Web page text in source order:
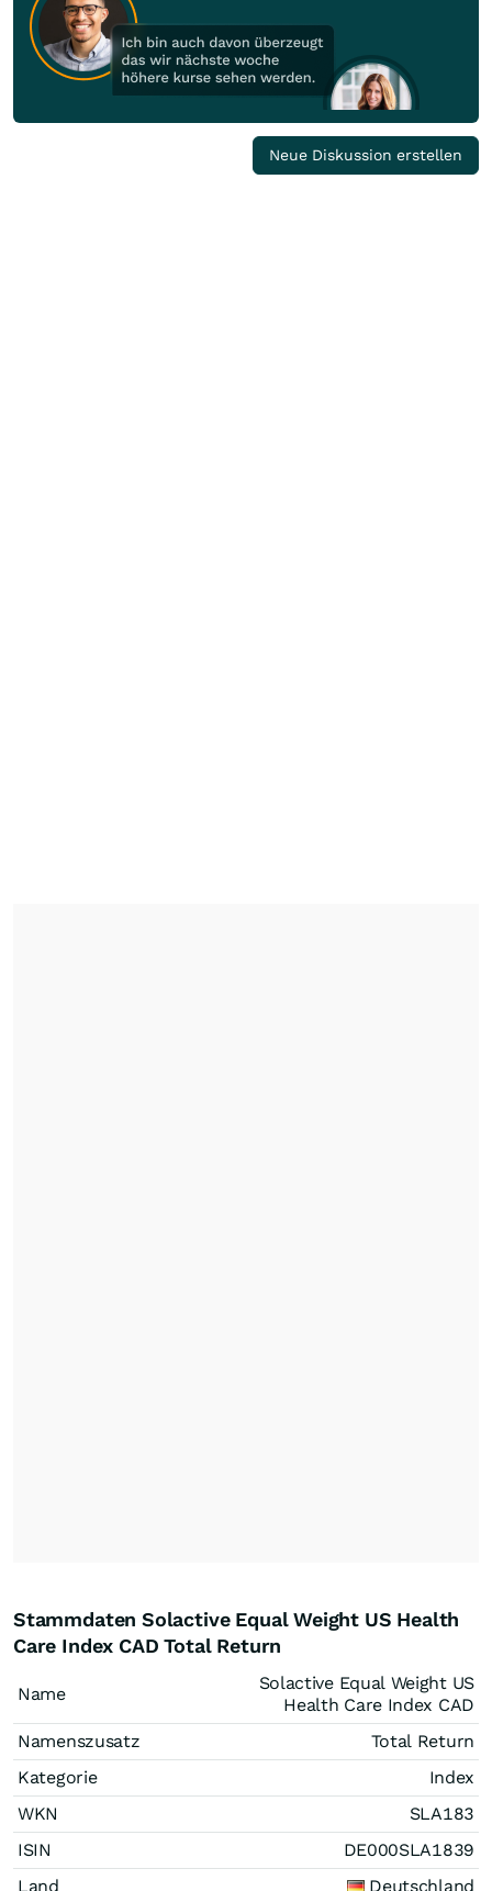
Neue Diskussion erstellen
Stammdaten Solactive Equal Weight US Health
Care Index CAD Total Return
Name
Solactive Equal Weight US
Health Care Index CAD
Namenszusatz
Total Return
Kategorie
Index
WKN
SLA183
ISIN
DE000SLA1839
Land
Deutschland